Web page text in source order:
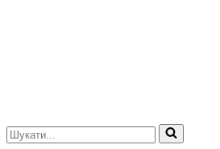
Шукати...